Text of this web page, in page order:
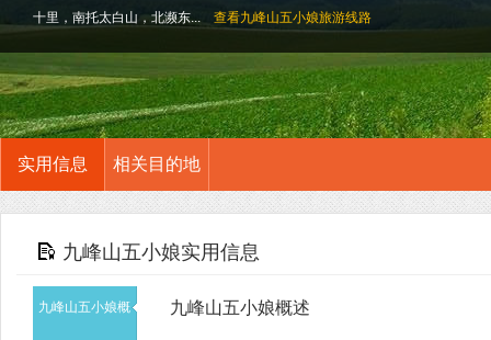
十里，南托太白山，北濒东...
查看九峰山五小娘旅游线路
实用信息 相关目的地
九峰山五小娘实用信息
九峰山五小娘概 九峰山五小娘概述